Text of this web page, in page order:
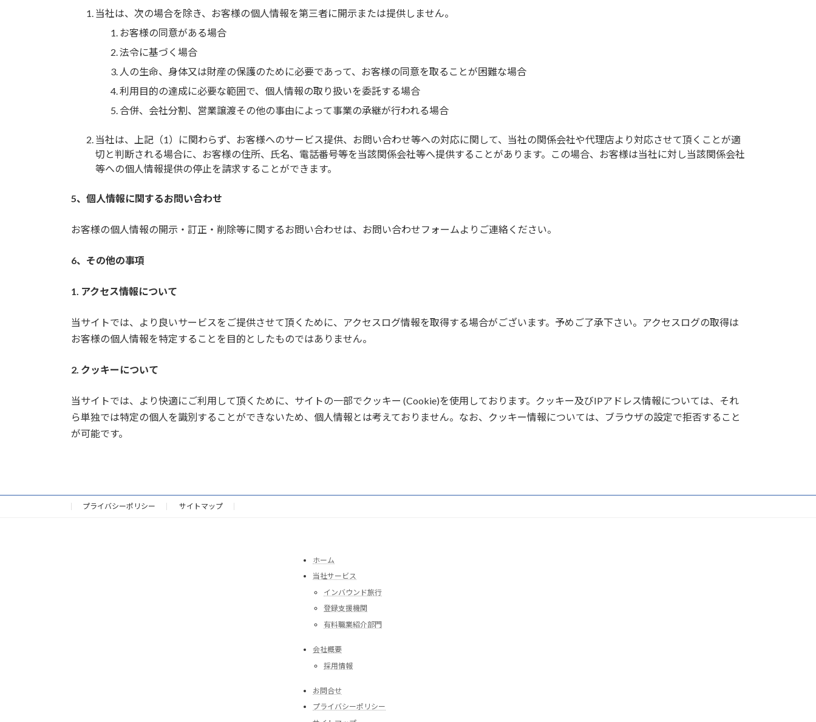
当社は、次の場合を除き、お客様の個人情報を第三者に開示または提供しません。
お客様の同意がある場合
法令に基づく場合
人の生命、身体又は財産の保護のために必要であって、お客様の同意を取ることが困難な場合
利用目的の達成に必要な範囲で、個人情報の取り扱いを委託する場合
合併、会社分割、営業譲渡その他の事由によって事業の承継が行われる場合
当社は、上記（1）に関わらず、お客様へのサービス提供、お問い合わせ等への対応に関して、当社の関係会社や代理店より対応させて頂くことが適
切と判断される場合に、お客様の住所、氏名、電話番号等を当該関係会社等へ提供することがあります。この場合、お客様は当社に対し当該関係会社
等への個人情報提供の停止を請求することができます。
5、個人情報に関するお問い合わせ
お客様の個人情報の開示・訂正・削除等に関するお問い合わせは、お問い合わせフォームよりご連絡ください。
6、その他の事項
1. アクセス情報について
当サイトでは、より良いサービスをご提供させて頂くために、アクセスログ情報を取得する場合がございます。予めご了承下さい。アクセスログの取得は
お客様の個人情報を特定することを目的としたものではありません。
2. クッキーについて
当サイトでは、より快適にご利用して頂くために、サイトの一部でクッキー (Cookie)を使用しております。クッキー及びIPアドレス情報については、それ
ら単独では特定の個人を識別することができないため、個人情報とは考えておりません。なお、クッキー情報については、ブラウザの設定で拒否すること
が可能です。
プライバシーポリシー サイトマップ
ホーム
当社サービス
インバウンド旅行
登録支援機関
有料職業紹介部門
会社概要
採用情報
お問合せ
プライバシーポリシー